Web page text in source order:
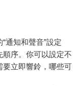
“通知和聲音”設定
序。你可以設定不
要立即響鈴，哪些可